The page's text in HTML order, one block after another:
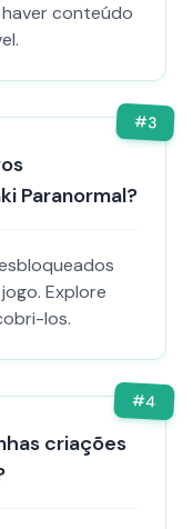
conteúdo
#3
Paranormal?
Explore
los.
#4
criações